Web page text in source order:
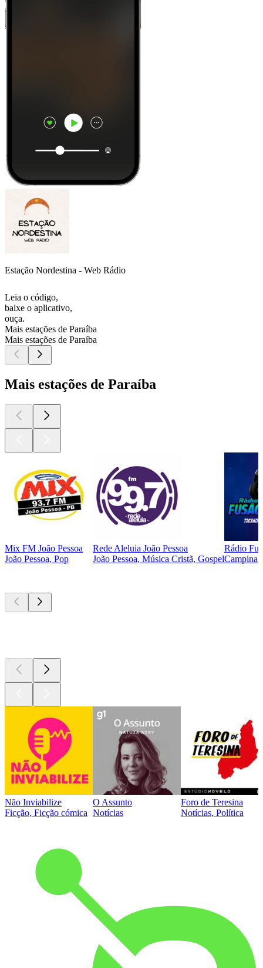
Estação Nordestina - Web Rádio
Leia o código,
baixe o aplicativo,
ouça.
Mais estações de Paraíba
Mais estações de Paraíba
Mais estações de Paraíba
Mix FM João Pessoa
João Pessoa, Pop
Rede Aleluia João Pessoa
João Pessoa, Música Cristã, Gospel
Rádio
Campina
Não Inviabilize
Ficção, Ficção cómica
O Assunto
Notícias
Foro de Teresina
Notícias, Política